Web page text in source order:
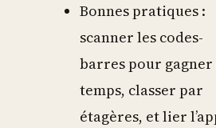
Bonnes pratiques :
scanner les codes-
barres pour gagner
temps, classer par
étagères, et lier